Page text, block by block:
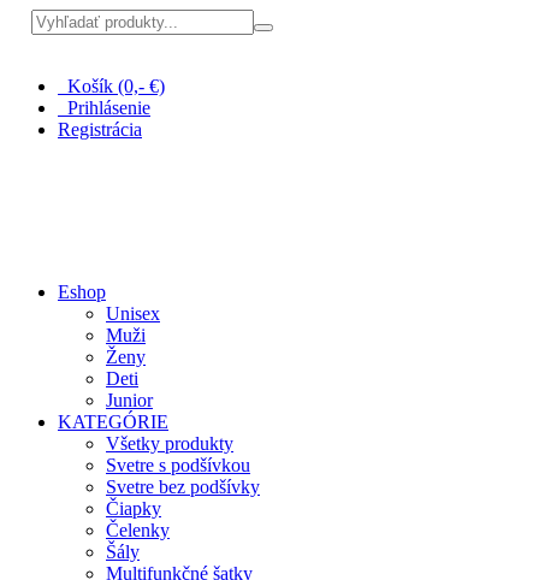
Košík (0,- €)
Prihlásenie
Registrácia
Eshop
Unisex
Muži
Ženy
Deti
Junior
KATEGÓRIE
Všetky produkty
Svetre s podšívkou
Svetre bez podšívky
Čiapky
Čelenky
Šály
Multifunkčné šatky